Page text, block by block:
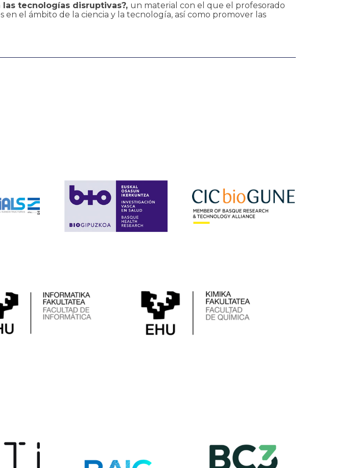
las tecnologías disruptivas?, un material con el que el profesorado
el ámbito de la ciencia y la tecnología, así como promover las